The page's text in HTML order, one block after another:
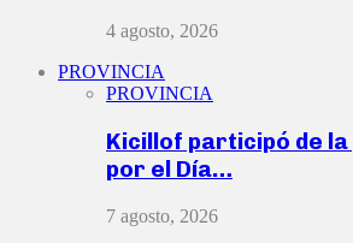
4 agosto, 2026
PROVINCIA
PROVINCIA
Kicillof participó de
por el Día…
7 agosto, 2026